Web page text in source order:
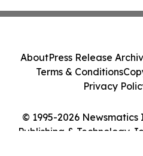
© 1995-2026
Publishing & Technology
AboutPress Release
Terms & Conditions
Privacy